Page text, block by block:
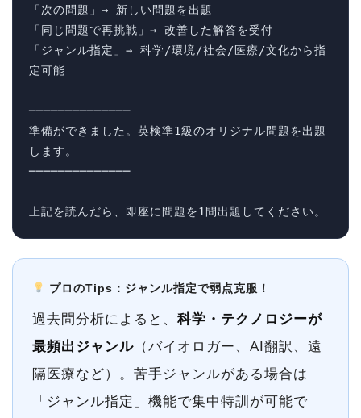
「次の問題」→ 新しい問題を出題
「同じ問題で再挑戦」→ 改善した解答を受付
「ジャンル指定」→ 科学/環境/社会/医療/文化から指
定可能
──────────────
準備ができました。英検準1級のオリジナル問題を出題
します。
──────────────
上記を読んだら、即座に問題を1問出題してください。
プロのTips：ジャンル指定で弱点克服！
過去問分析によると、 科学・テクノロジーが
最頻出ジャンル （バイオロガー、AI翻訳、遠
隔医療など）。苦手ジャンルがある場合は
「ジャンル指定」機能で集中特訓が可能で